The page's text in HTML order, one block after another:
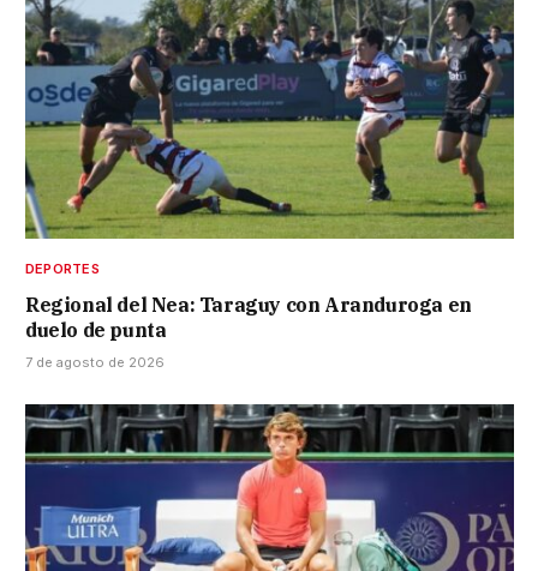
DEPORTES
Regional del Nea: Taraguy con Aranduroga en
duelo de punta
7 de agosto de 2026